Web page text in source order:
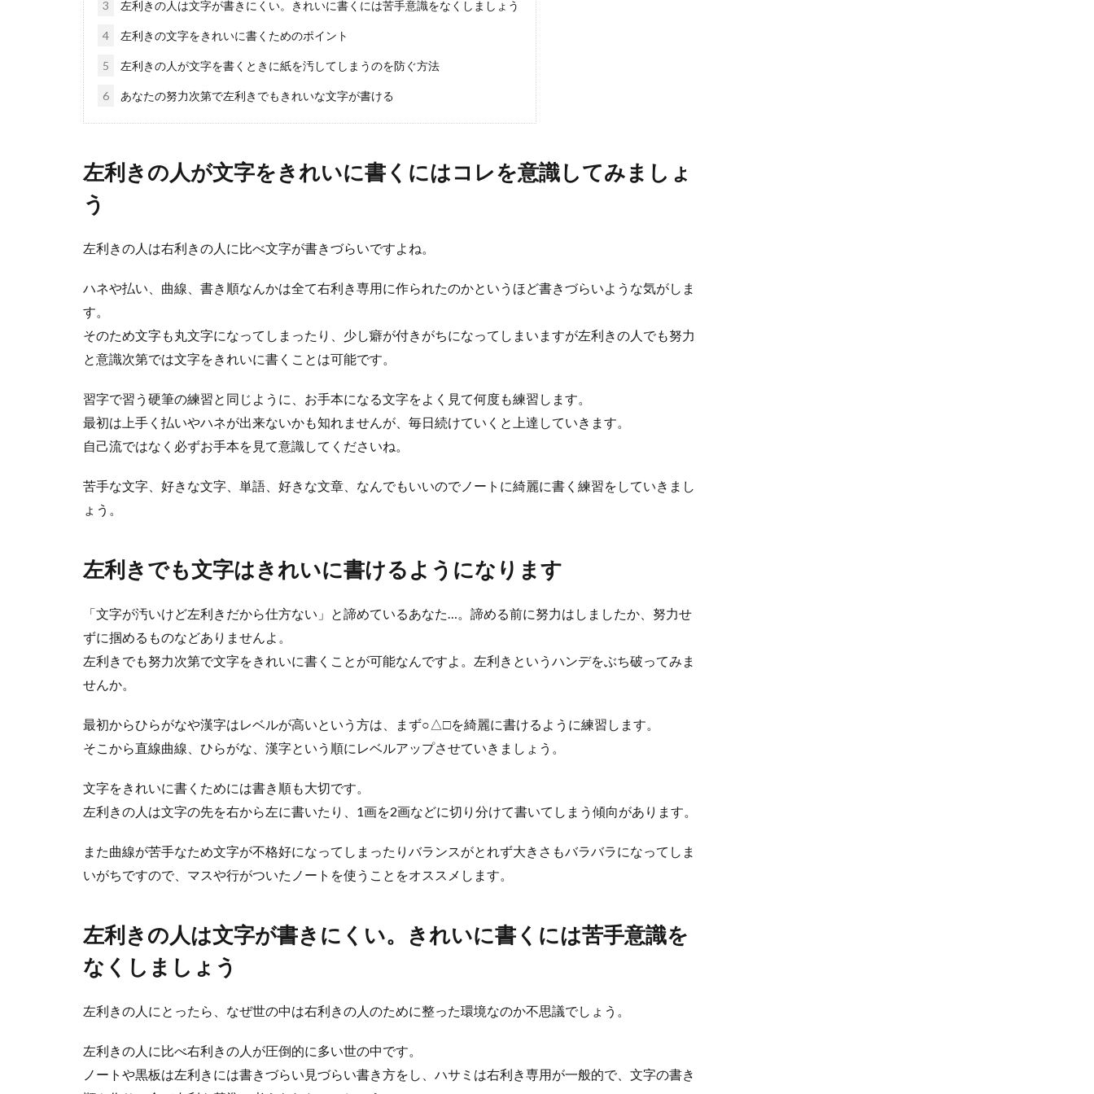
ペーパードライバーの練習方法とは？一人でするときのポイント
ペーパードライバーが練習を一人でするときにはどんなことに気をつけたらいいのでしょうか？
何から...
口角を上げる意識を！でも、意識だけじゃ上がらない口角について
口角を上げる意識はしていても、それをキープするのって難しいんですよね。 また、単純に口
染料を使えば、自分で布を簡単に染色することができます。身近にあるものを使って染色する方
ーはいくつか種...
フラメンコのカスタネット上達のための練習方法と注意点について
フラメンコ教室でいよいよ始まったカスタネットの練習。しかし、なかなか良い音が鳴らなくて
悩んでいる人も...
将棋を始める子供が増えてきていますが、実は将棋の世界では男性よりも女性の方が弱いと言わ
3 左利きの人は文字が書きにくい。きれいに書くには苦手意識をなくしましょう
4 左利きの文字をきれいに書くためのポイント
5 左利きの人が文字を書くときに紙を汚してしまうのを防ぐ方法
6 あなたの努力次第で左利きでもきれいな文字が書ける
左利きの人が文字をきれいに書くにはコレを意識してみましょ
う
左利きの人は右利きの人に比べ文字が書きづらいですよね。
ハネや払い、曲線、書き順なんかは全て右利き専用に作られたのかというほど書きづらいような気がしま
す。
そのため文字も丸文字になってしまったり、少し癖が付きがちになってしまいますが左利きの人でも努力
と意識次第では文字をきれいに書くことは可能です。
習字で習う硬筆の練習と同じように、お手本になる文字をよく見て何度も練習します。
最初は上手く払いやハネが出来ないかも知れませんが、毎日続けていくと上達していきます。
自己流ではなく必ずお手本を見て意識してくださいね。
苦手な文字、好きな文字、単語、好きな文章、なんでもいいのでノートに綺麗に書く練習をしていきまし
ょう。
左利きでも文字はきれいに書けるようになります
「文字が汚いけど左利きだから仕方ない」と諦めているあなた…。諦める前に努力はしましたか、努力せ
ずに掴めるものなどありませんよ。
左利きでも努力次第で文字をきれいに書くことが可能なんですよ。左利きというハンデをぶち破ってみま
せんか。
最初からひらがなや漢字はレベルが高いという方は、まず○△□を綺麗に書けるように練習します。
そこから直線曲線、ひらがな、漢字という順にレベルアップさせていきましょう。
文字をきれいに書くためには書き順も大切です。
左利きの人は文字の先を右から左に書いたり、1画を2画などに切り分けて書いてしまう傾向があります。
また曲線が苦手なため文字が不格好になってしまったりバランスがとれず大きさもバラバラになってしま
いがちですので、マスや行がついたノートを使うことをオススメします。
左利きの人は文字が書きにくい。きれいに書くには苦手意識を
なくしましょう
左利きの人にとったら、なぜ世の中は右利きの人のために整った環境なのか不思議でしょう。
左利きの人に比べ右利きの人が圧倒的に多い世の中です。
ノートや黒板は左利きには書きづらい見づらい書き方をし、ハサミは右利き専用が一般的で、文字の書き